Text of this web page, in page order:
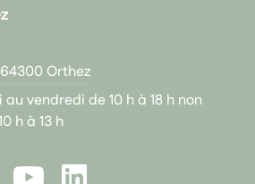
Orthez
vendredi de 10 h à 18 h non
h à 13 h
LinkedIn